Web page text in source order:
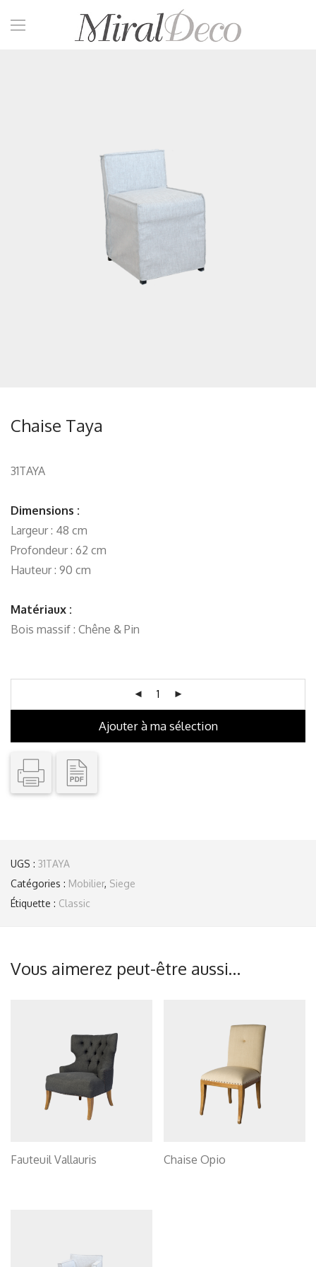
Chaise Taya
31TAYA
Dimensions :
Largeur : 48 cm
Profondeur : 62 cm
Hauteur : 90 cm
Matériaux :
Bois massif : Chêne & Pin
Ajouter à ma sélection
UGS : 31TAYA
Catégories : Mobilier, Siege
Étiquette : Classic
Vous aimerez peut-être aussi…
Fauteuil Vallauris Chaise Opio